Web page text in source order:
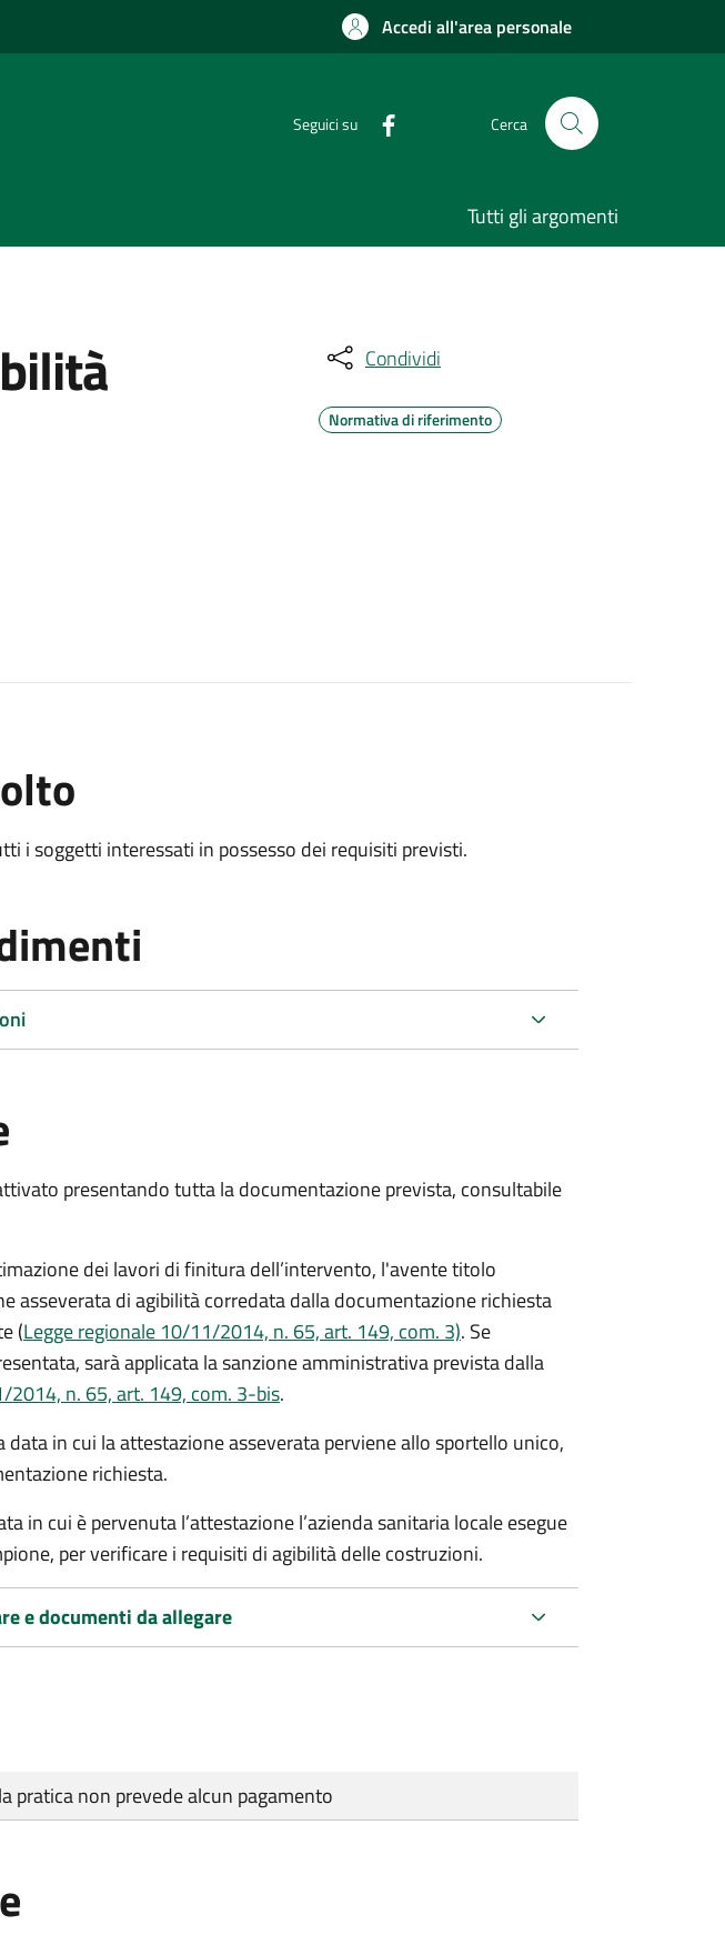
Accedi all'area personale
Seguici su Cerca
Tutti gli argomenti
Condividi
Normativa di riferimento
i soggetti interessati in possesso dei requisiti previsti.
presentando tutta la documentazione prevista, consultabile
dei lavori di finitura dell’intervento, l'avente titolo
asseverata di agibilità corredata dalla documentazione richiesta
(Legge regionale 10/11/2014, n. 65, art. 149, com. 3). Se
sarà applicata la sanzione amministrativa prevista dalla
2014, n. 65, art. 149, com. 3-bis.
data in cui la attestazione asseverata perviene allo sportello unico,
richiesta.
in cui è pervenuta l’attestazione l’azienda sanitaria locale esegue
per verificare i requisiti di agibilità delle costruzioni.
e documenti da allegare
pratica non prevede alcun pagamento